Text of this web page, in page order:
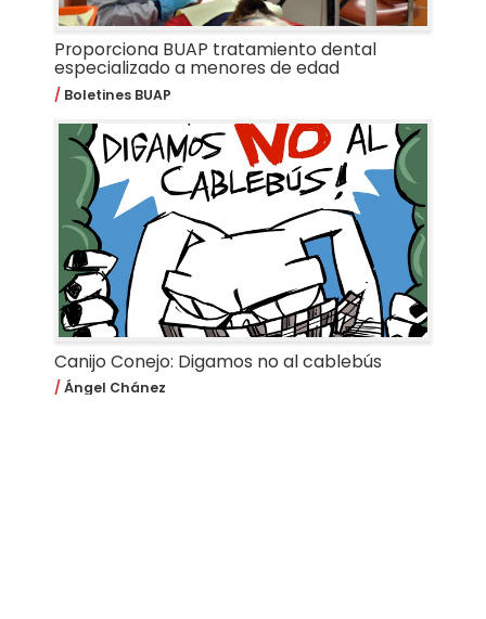
Proporciona BUAP tratamiento dental
especializado a menores de edad
Boletines BUAP
Canijo Conejo: Digamos no al cablebús
Ángel Chánez